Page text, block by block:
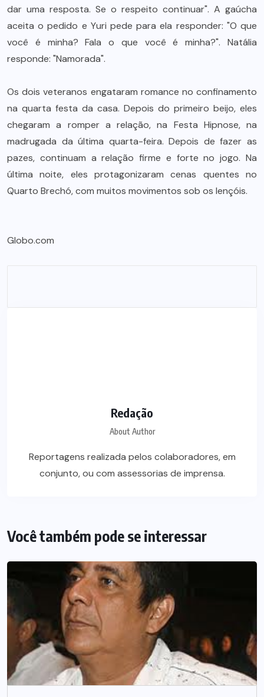
dar uma resposta. Se o respeito continuar". A gaúcha
aceita o pedido e Yuri pede para ela responder: "O que
você é minha? Fala o que você é minha?". Natália
responde: "Namorada".
Os dois veteranos engataram romance no confinamento
na quarta festa da casa. Depois do primeiro beijo, eles
chegaram a romper a relação, na Festa Hipnose, na
madrugada da última quarta-feira. Depois de fazer as
pazes, continuam a relação firme e forte no jogo. Na
última noite, eles protagonizaram cenas quentes no
Quarto Brechó, com muitos movimentos sob os lençóis.
Globo.com
Redação
About Author
Reportagens realizada pelos colaboradores, em
conjunto, ou com assessorias de imprensa.
Você também pode se interessar